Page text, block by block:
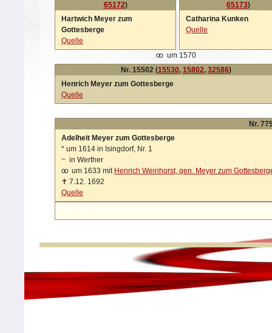
65172)
Hartwich Meyer zum
Gottesberge
Quelle
65173)
Catharina Kunken
Quelle
oo
um 1570
Nr. 15502 (15530, 15802, 32586)
Henrich Meyer zum Gottesberge
Quelle
Nr.
Adelheit Meyer zum Gottesberge
* um 1614 in Isingdorf, Nr. 1
~ in Werther
oo um 1633 mit Henrich Weinhorst, gen. Meyer zum
✝ 7.12. 1692
Quelle